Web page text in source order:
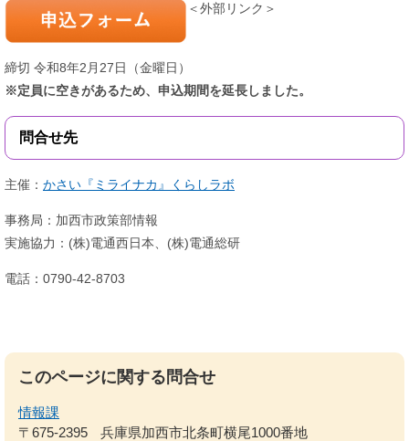
＜外部リンク＞
締切 令和8年2月27日（金曜日）
※定員に空きがあるため、申込期間を延長しました。
問合せ先
主催： かさい『ミライナカ』くらしラボ
事務局：加西市政策部情報
実施協力：(株)電通西日本、(株)電通総研
電話：0790-42-8703
このページに関する問合せ
情報課
〒675-2395
兵庫県加西市北条町横尾1000番地